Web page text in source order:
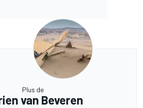
Plus de
van Beveren